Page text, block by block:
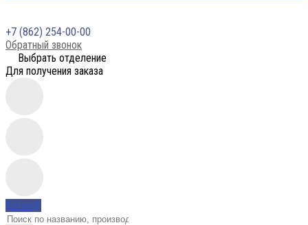
+7 (862) 254-00-00
Обратный звонок
Выбрать отделение
Для получения заказа
Каталог